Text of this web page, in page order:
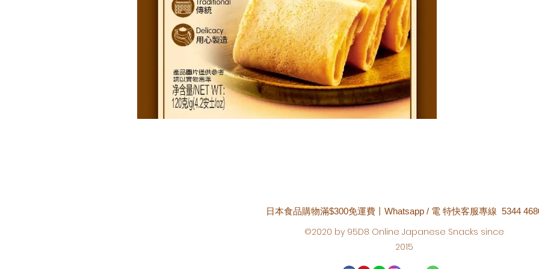
日本食品購物滿$300免運費丨Whatsapp / 電 特快客服專線 5344
©2020 by 95D8 Online Japanese Snacks since
2015